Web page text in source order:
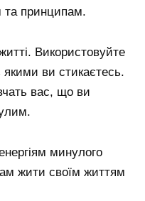
та принципам.
Використовуйте
ви стикаєтесь.
вас, що ви
минулого
жити своїм життям